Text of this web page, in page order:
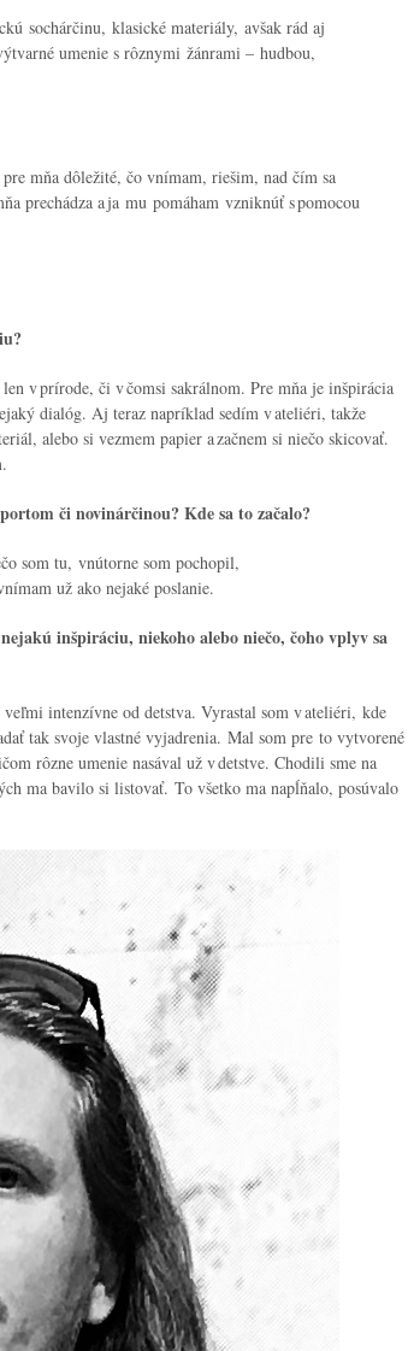
sochárčinu, klasické materiály, avšak rád aj
umenie s rôznymi žánrami – hudbou,
mňa dôležité, čo vnímam, riešim, nad čím sa
prechádza a ja mu pomáham vzniknúť s pomocou
v prírode, či v čomsi sakrálnom. Pre mňa je inšpirácia
dialóg. Aj teraz napríklad sedím v ateliéri, takže
alebo si vezmem papier a začnem si niečo skicovať.
či novinárčinou? Kde sa to začalo?
som tu, vnútorne som pochopil,
už ako nejaké poslanie.
inšpiráciu, niekoho alebo niečo, čoho vplyv sa
intenzívne od detstva. Vyrastal som v ateliéri, kde
tak svoje vlastné vyjadrenia. Mal som pre to vytvorené
rôzne umenie nasával už v detstve. Chodili sme na
ma bavilo si listovať. To všetko ma napĺňalo, posúvalo